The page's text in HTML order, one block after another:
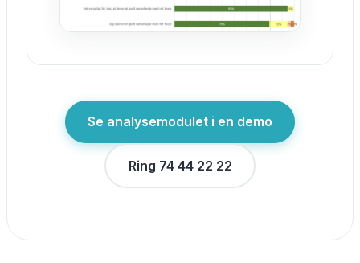
Se analysemodulet i en demo
Ring 74 44 22 22